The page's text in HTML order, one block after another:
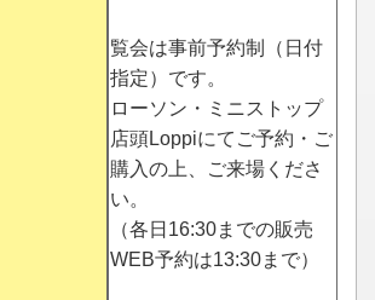
覧会は事前予約制（日付
指定）です。
ローソン・ミニストップ
店頭Loppiにてご予約・ご
購入の上、ご来場くださ
い。
（各日16:30までの販売
WEB予約は13:30まで）